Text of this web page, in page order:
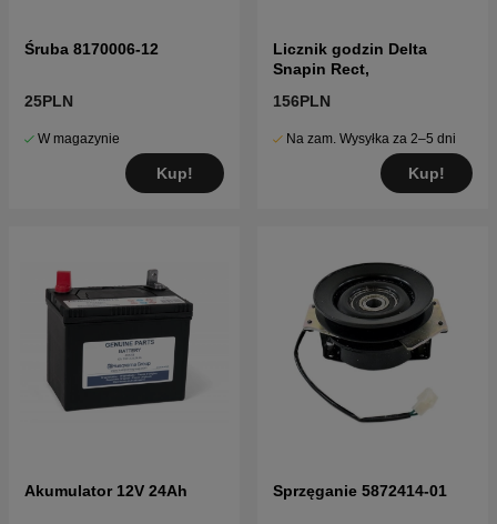
Śruba 8170006-12
25PLN
W magazynie
Kup!
Licznik godzin Delta
Snapin Rect,
156PLN
Na zam. Wysyłka za 2–5 dni
Kup!
Akumulator 12V 24Ah Sprzęganie 5872414-01